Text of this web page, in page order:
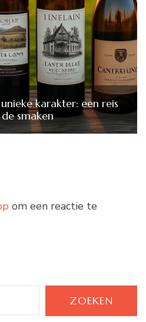
karakter: een reis
smaken
om een reactie te
ZOEKEN